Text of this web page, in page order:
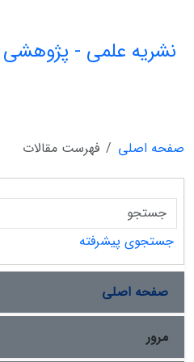
نشریه علمی - پژوهشی
صفحه اصلی
فهرست مقالات
جستجوی پیشرفته
صفحه اصلی
مرور